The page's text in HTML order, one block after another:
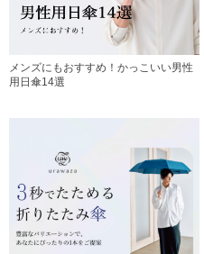
メンズにもおすすめ！かっこいい男性
用日傘14選